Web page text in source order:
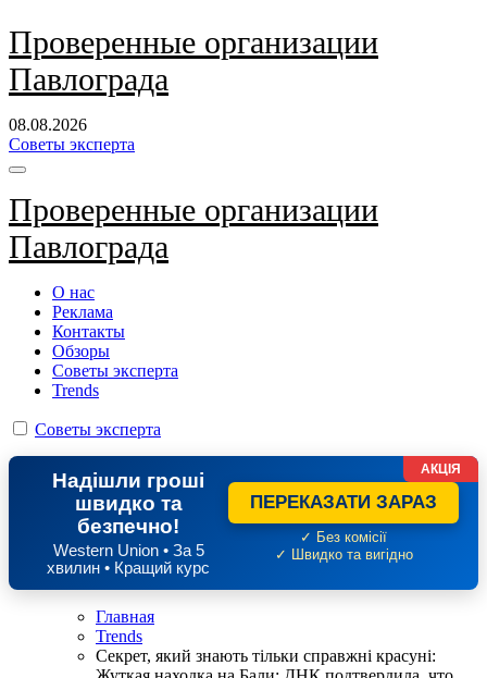
Перейти
к
содержанию
Проверенные организации
Павлограда
08.08.2026
Советы эксперта
Проверенные организации
Павлограда
О нас
Реклама
Контакты
Обзоры
Советы эксперта
Trends
Советы эксперта
Надішли гроші
швидко та
безпечно!
Western Union • За 5
хвилин • Кращий курс
ПЕРЕКАЗАТИ ЗАРАЗ
✓ Без комісії
✓ Швидко та вигідно
АКЦІЯ
Главная
Trends
Секрет, який знають тільки справжні красуні: